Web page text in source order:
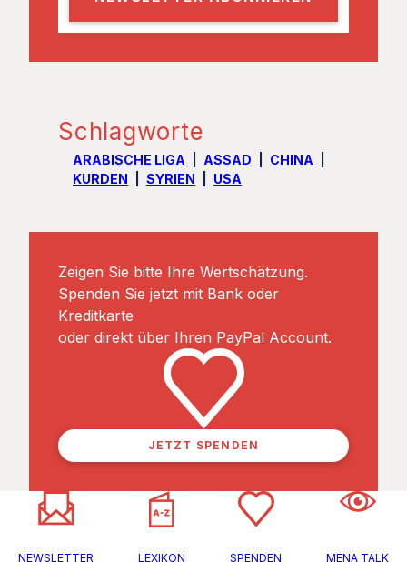
l
Schlagworte
ARABISCHE LIGA ASSAD
CHINA
KURDEN
SYRIEN USA
Zeigen Sie bitte Ihre Wertschätzung.
Spenden Sie jetzt mit Bank oder
Kreditkarte
oder direkt über Ihren PayPal Account.
JETZT SPENDEN
NEWSLETTER LEXIKON SPENDEN MENA TALK